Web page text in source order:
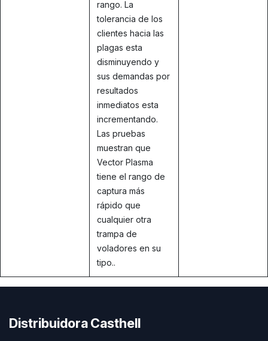
rango. La
tolerancia de los
clientes hacia las
plagas esta
disminuyendo y
sus demandas por
resultados
inmediatos esta
incrementando.
Las pruebas
muestran que
Vector Plasma
tiene el rango de
captura más
rápido que
cualquier otra
trampa de
voladores en su
tipo..
Distribuidora Casthell